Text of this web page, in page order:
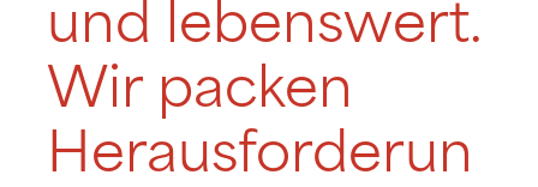
und lebenswert.
Wir packen
Herausforderun